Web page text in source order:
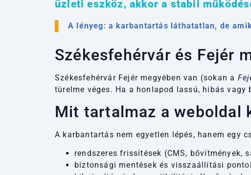
üzleti eszköz, akkor a stabil
A lényeg: a karbantartás láthatatlan, de
Székesfehérvár és Fejér
Székesfehérvár Fejér megyében van (sokan a
türelme véges. Ha a honlapod lassú, hibás
Mit tartalmaz aweboldal
A karbantartás nem egyetlen lépés, hanem egy
rendszeres frissítések (CMS, bővítmények,
biztonsági mentések és visszaállítási